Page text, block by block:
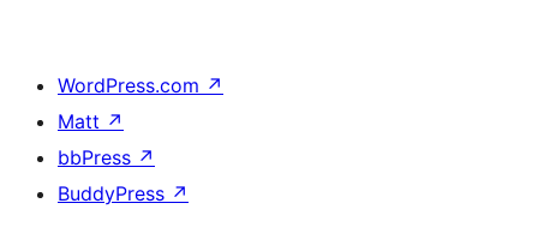
WordPress.com ↗
Matt ↗
bbPress ↗
BuddyPress ↗